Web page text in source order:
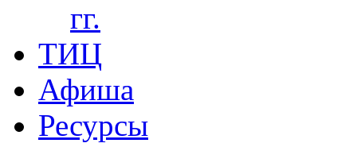
гг.
ТИЦ
Афиша
Ресурсы